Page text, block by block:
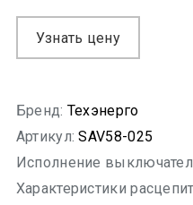
Узнать цену
Бренд: Техэнерго
Артикул: SAV58-025
Исполнение
Характеристики